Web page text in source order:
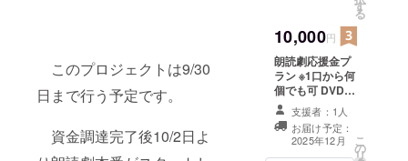
このプロジェクトは9/30
日まで行う予定です。
資金調達完了後10/2日よ
プ：長
さ約
6cm 昔
懐かし
い、お
とうふ
屋さん
のミニ
ラッパ
す
る
10,000円
朗読劇応援金プ
ラン ※1口から何
個でも可 DVDエ
ンドロール
（大）付き ・掲
載方法：文字・
ロゴ等を掲載し
支援者：1人
お届け予定：
2025年12月
こ
の
リ